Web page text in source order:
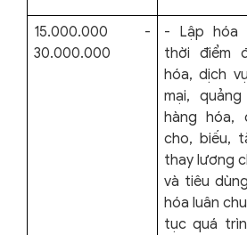
15.000.000 -
30.000.000
- Lập hóa
thời điểm
hóa, dịch
mại,
hàng hóa,
cho, biếu,
thay lương
và tiêu
hóa luân
tục quá